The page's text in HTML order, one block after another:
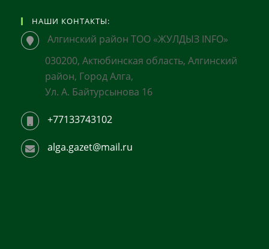
НАШИ КОНТАКТЫ:
Алгинский район ТОО «ЖУЛДЫЗ INFO»
030200, Актюбинская область, Алгинский
район, Город Алга,
Ул. А. Байтурсынова 16
+77133743102
alga.gazet@mail.ru